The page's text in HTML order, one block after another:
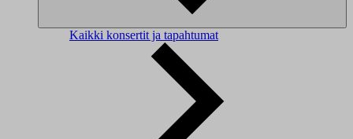
Kaikki konsertit ja tapahtumat